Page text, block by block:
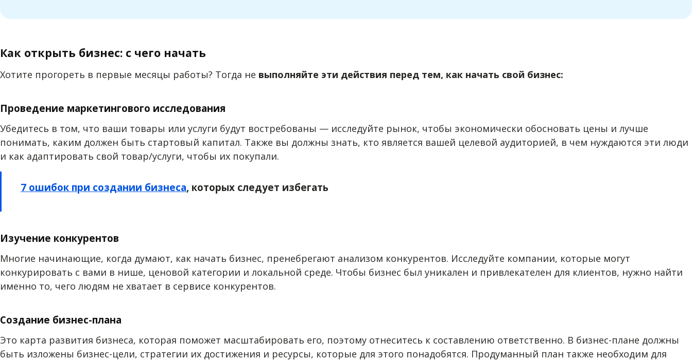
Как открыть бизнес: с чего начать
Хотите прогореть в первые месяцы работы? Тогда не выполняйте эти действия перед тем, как начать свой бизнес:
Проведение маркетингового исследования
Убедитесь в том, что ваши товары или услуги будут востребованы — исследуйте рынок, чтобы экономически обосновать цены и лучше
понимать, каким должен быть стартовый капитал. Также вы должны знать, кто является вашей целевой аудиторией, в чем нуждаются эти люди
и как адаптировать свой товар/услуги, чтобы их покупали.
7 ошибок при создании бизнеса, которых следует избегать
Изучение конкурентов
Многие начинающие, когда думают, как начать бизнес, пренебрегают анализом конкурентов. Исследуйте компании, которые могут
конкурировать с вами в нише, ценовой категории и локальной среде. Чтобы бизнес был уникален и привлекателен для клиентов, нужно найти
именно то, чего людям не хватает в сервисе конкурентов.
Создание бизнес-плана
Это карта развития бизнеса, которая поможет масштабировать его, поэтому отнеситесь к составлению ответственно. В бизнес-плане должны
быть изложены бизнес-цели, стратегии их достижения и ресурсы, которые для этого понадобятся. Продуманный план также необходим для